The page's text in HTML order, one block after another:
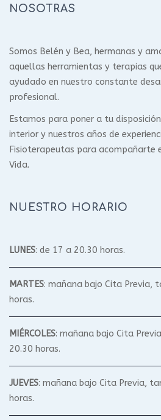
NOSOTRAS
Somos Belén y Bea, hermanas y
aquellas herramientas y terapias
ayudado en nuestro constante
profesional.
Estamos para poner a tu
interior y nuestros años de
Fisioterapeutas para acompañarte
Vida.
NUESTRO HORARIO
LUNES: de 17 a 20.30 horas.
MARTES: mañana bajo Cita Previa,
horas.
MIÉRCOLES: mañana bajo Cita
20.30 horas.
JUEVES: mañana bajo Cita Previa,
horas.